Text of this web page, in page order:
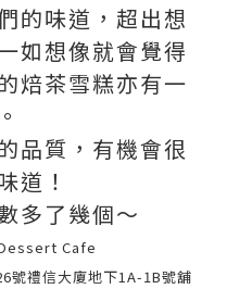
的味道，超出想
如想像就會覺得
焙茶雪糕亦有一
品質，有機會很
道！
多了幾個～
Cafe
號禮信大廈地下1A-1B號舖